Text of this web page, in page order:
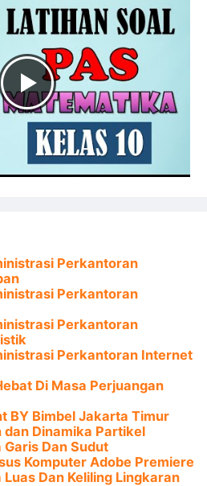
Perkantoran
Perkantoran
Perkantoran
Perkantoran Internet
Di Masa Perjuangan
BY Bimbel Jakarta Timur
dan Dinamika Partikel
Dan Sudut
Komputer Adobe Premiere
Dan Keliling Lingkaran